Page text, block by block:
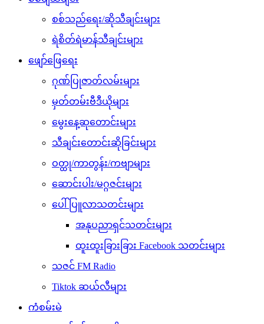
စစ်သည်ရေး/ဆိုသီချင်းများ
ရဲစိတ်ရဲမာန်သီချင်းများ
ဖျော်ဖြေရေး
ဂုဏ်ပြုဇာတ်လမ်းများ
မှတ်တမ်းဗီဒီယိုများ
မွေးနေ့ဆုတောင်းများ
သီချင်းတောင်းဆိုခြင်းများ
ဝတ္ထု/ကာတွန်း/ကဗျာများ
ဆောင်းပါး/မဂ္ဂဇင်းများ
ပေါ်ပြူလာသတင်းများ
အနုပညာရှင်သတင်းများ
ထူးထူးခြားခြား Facebook သတင်းများ
သဇင် FM Radio
Tiktok ဆယ်လီများ
ကံစမ်းမဲ